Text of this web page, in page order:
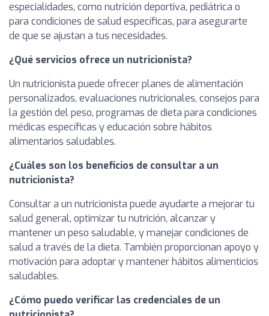
especialidades, como nutrición deportiva, pediátrica o
para condiciones de salud específicas, para asegurarte
de que se ajustan a tus necesidades.
¿Qué servicios ofrece un nutricionista?
Un nutricionista puede ofrecer planes de alimentación
personalizados, evaluaciones nutricionales, consejos para
la gestión del peso, programas de dieta para condiciones
médicas específicas y educación sobre hábitos
alimentarios saludables.
¿Cuáles son los beneficios de consultar a un
nutricionista?
Consultar a un nutricionista puede ayudarte a mejorar tu
salud general, optimizar tu nutrición, alcanzar y
mantener un peso saludable, y manejar condiciones de
salud a través de la dieta. También proporcionan apoyo y
motivación para adoptar y mantener hábitos alimenticios
saludables.
¿Cómo puedo verificar las credenciales de un